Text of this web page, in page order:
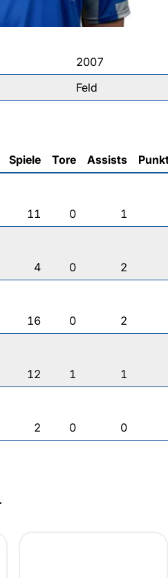
2007
Feld
Spiele Tore Assists
11 0 1
4 0 2
16 0 2
12 1 1
2 0 0